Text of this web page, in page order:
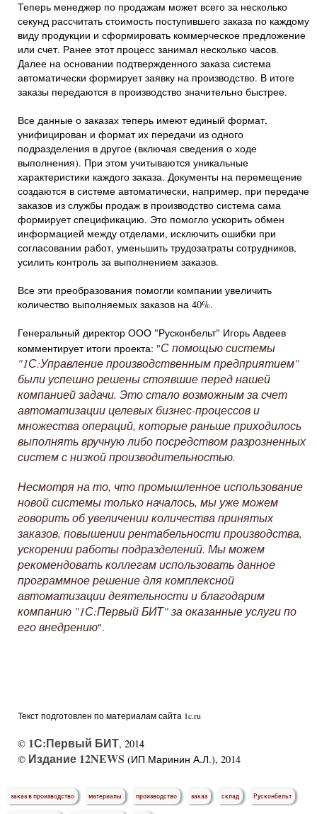
Теперь менеджер по продажам может всего за несколько
секунд рассчитать стоимость поступившего заказа по каждому
виду продукции и сформировать коммерческое предложение
или счет. Ранее этот процесс занимал несколько часов.
Далее на основании подтвержденного заказа система
автоматически формирует заявку на производство. В итоге
заказы передаются в производство значительно быстрее.
Все данные о заказах теперь имеют единый формат,
унифицирован и формат их передачи из одного
подразделения в другое (включая сведения о ходе
выполнения). При этом учитываются уникальные
характеристики каждого заказа. Документы на перемещение
создаются в системе автоматически, например, при передаче
заказов из службы продаж в производство система сама
формирует спецификацию. Это помогло ускорить обмен
информацией между отделами, исключить ошибки при
согласовании работ, уменьшить трудозатраты сотрудников,
усилить контроль за выполнением заказов.
Все эти преобразования помогли компании увеличить
количество выполняемых заказов на 40%.
Генеральный директор ООО "Русконбельт" Игорь Авдеев
комментирует итоги проекта: "С помощью системы
"1С:Управление производственным предприятием"
были успешно решены стоявшие перед нашей
компанией задачи. Это стало возможным за счет
автоматизации целевых бизнес-процессов и
множества операций, которые раньше приходилось
выполнять вручную либо посредством разрозненных
систем с низкой производительностью.
Несмотря на то, что промышленное использование
новой системы только началось, мы уже можем
говорить об увеличении количества принятых
заказов, повышении рентабельности производства,
ускорении работы подразделений. Мы можем
рекомендовать коллегам использовать данное
программное решение для комплексной
автоматизации деятельности и благодарим
компанию "1С:Первый БИТ" за оказанные услуги по
его внедрению".
Текст подготовлен по материалам сайта 1c.ru
© 1С:Первый БИТ, 2014
© Издание 12NEWS (ИП Маринин А.Л.), 2014
заказ в производство материалы производство заказ склад Русконбельт